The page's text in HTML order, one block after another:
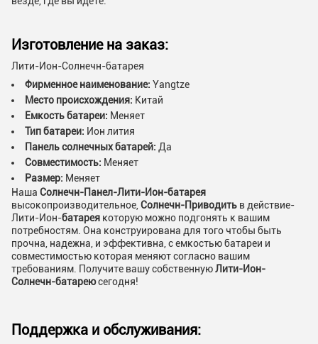
Изготовление на заказ:
Лити-Ион-Солнечн-батарея
Фирменное наименование: Yangtze
Место происхождения: Китай
Емкость батареи: Меняет
Тип батареи: Ион лития
Панель солнечных батарей: Да
Совместимость: Меняет
Размер: Меняет
Наша Солнечн-Панел-Лити-Ион-батарея
высокопроизводительное, Солнечн-Приводить в действие-
Лити-Ион-батарея которую можно подгонять к вашим
потребностям. Она конструирована для того чтобы быть
прочна, надежна, и эффективна, с емкостью батареи и
совместимостью которая меняют согласно вашим
требованиям. Получите вашу собственнуюЛити-Ион-
Солнечн-батареюсегодня!
Поддержка и обслуживания: